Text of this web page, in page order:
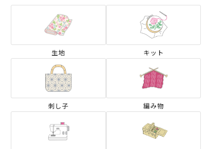
生地 キット
刺し子 編み物